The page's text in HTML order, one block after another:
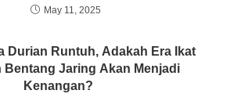
May 11, 2025
Durian Runtuh, Adakah Era Ikat
Bentang Jaring Akan Menjadi
Kenangan?